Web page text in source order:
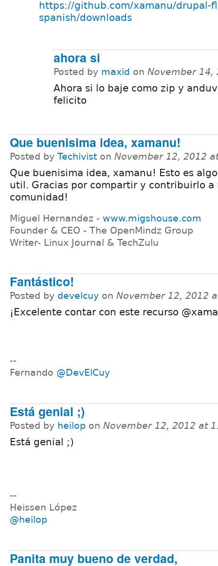
https://github.com/xamanu/drupal-
spanish/downloads
ahora si
Posted by maxid on November 14,
Ahora si lo baje como zip y
felicito
Que buenisima idea, xamanu!
Posted by Techivist on November 12, 2012
Que buenisima idea, xamanu! Esto es
util. Gracias por compartir y contribuirlo a
comunidad!
Miguel Hernandez - www.migshouse.com
Founder & CEO - The OpenMindz Group
Writer- Linux Journal & TechZulu
Fantástico!
Posted by develcuy on November 12, 2012
¡Excelente contar con este recurso
--
Fernando @DevElCuy
Está genial ;)
Posted by heilop on November 12, 2012 at
Está genial ;)
--
Heissen López
@heilop
Panita muy bueno de verdad,